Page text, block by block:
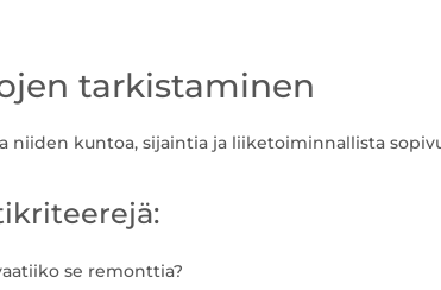
tarkistaminen
niiden kuntoa, sijaintia ja liiketoiminnallista
se remonttia?